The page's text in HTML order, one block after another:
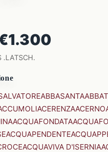
.LATSCH.
ABBASANTA
ACERENZAACERNO
ACQUAFONDATA
ACQUAPENDENTE
ACQUAVIVA D'ISERNIA